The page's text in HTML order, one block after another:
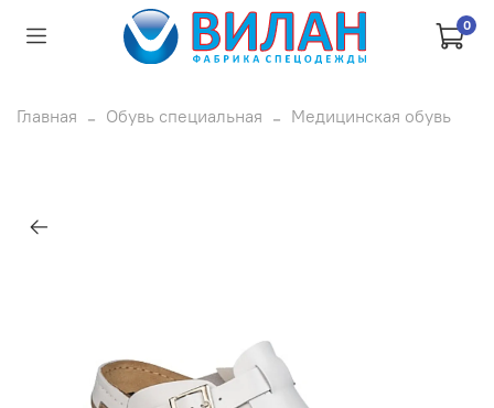
0
Главная Обувь специальная Медицинская обувь